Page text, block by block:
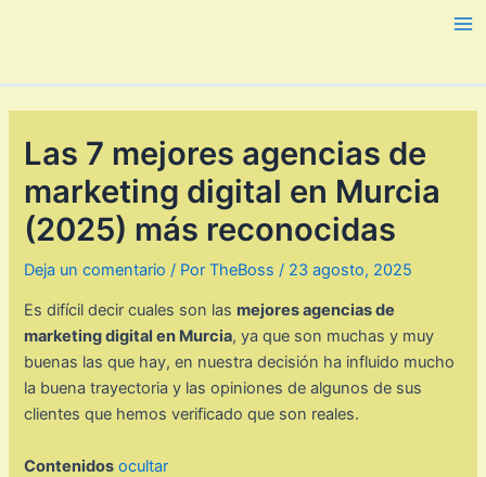
Las 7 mejores agencias de
marketing digital en Murcia
(2025) más reconocidas
Deja un comentario / PorTheBoss/ 23 agosto, 2025
Es difícil decir cuales son las mejores agencias de
marketing digital en Murcia, ya que son muchas y muy
buenas las que hay, en nuestra decisión ha influido mucho
la buena trayectoria y las opiniones de algunos de sus
clientes que hemos verificado que son reales.
Contenidos ocultar